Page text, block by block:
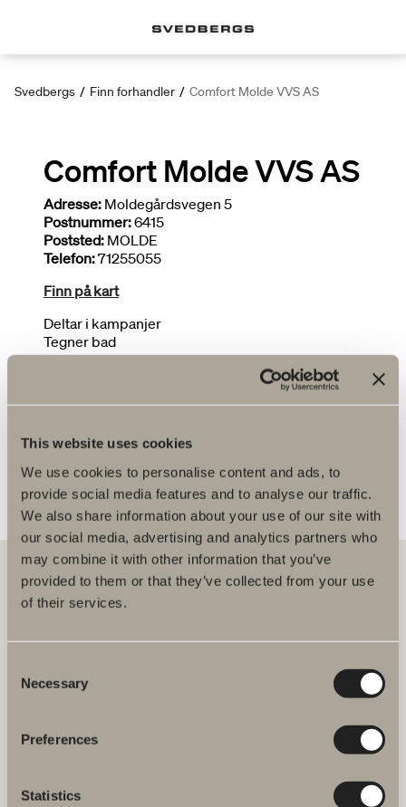
This website uses cookies
We use cookies to personalise content and ads, to
provide social media features and to analyse our traffic.
We also share information about your use of our site with
our social media, advertising and analytics partners who
may combine it with other information that you’ve
provided to them or that they’ve collected from your use
of their services.
Selection
Necessary
Preferences
Statistics
Svedbergs / Finn forhandler / Comfort Molde VVS AS
Comfort Molde VVS AS
Adresse: Moldegårdsvegen 5
Postnummer:6415
Poststed: MOLDE
Telefon:71255055
Finn på kart
Deltar i kampanjer
Tegner bad
Installatør
Svedbergs i Dalstorp AB
E-post: kundeservice@svedbergs.no